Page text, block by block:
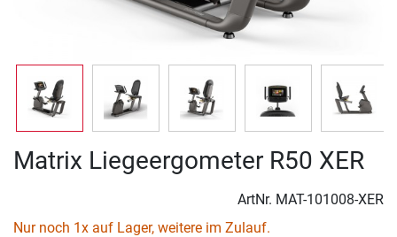
Matrix Liegeergometer R50 XER
ArtNr. MAT-101008-XER
Nur noch 1x auf Lager, weitere im Zulauf.